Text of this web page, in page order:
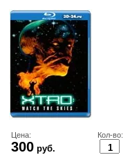
Цена:
300 руб.
Кол-во: